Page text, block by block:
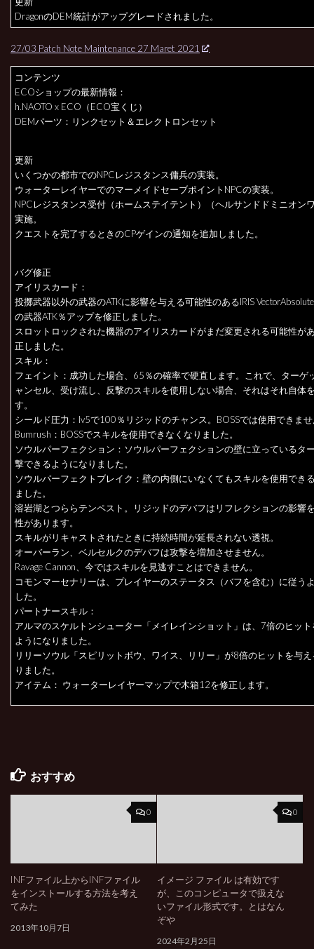
DragonのDEM統計がアップグレードされました。
27/03 Patch Note Maintenance 27 Maret 2021
コンテンツ
ECOショップの最新情報：
h.NAOTO x ECO（ECO宝くじ）
DEMパーツ：リンクセット＆エレクトロンセット
更新
いくつかの都市でのNPCレジスタンス傭兵の実装。
ウォーターレイヤーでのマーメイドセーブポイントNPCの実装。
NPCレジスタンス受付（ホームステイテント）（ヘルサンドドミニオン
実施。
クエストを完了するときのCPゲインの通知を追加しました。
バグ修正
アイリスカード：
投擲武器以外の武器のATKに影響を与える可能性のあるIRIS
の武器ATK％アップを修正しました。
スロットロックされた機器のアイリスカードがまだ変更される可能性が
正しました。
スキル：
フェイント：成功した場合、65％の確率で硬直します。これで、ターゲ
ャンセル、受け流し、反撃のスキルを使用しない場合、それはそれ自体
す。
シールド圧力：lv5で100％リジッドのチャンス。BOSSでは使用できま
Bumrush：BOSSでスキルを使用できなくなりました。
ソウルパーフェクション：ソウルパーフェクションの壁に立っているタ
撃できるようになりました。
ソウルパーフェクトブレイク：壁の内側にいなくてもスキルを使用でき
ました。
溶岩湖とつららテンペスト。リジッドのデバフはリフレクションの影響
性があります。
スキルがリキャストされたときに持続時間が延長されない透視。
オーバーラン、ベルセルクのデバフは攻撃を増加させません。
Ravage Cannon、今ではスキルを見逃すことはできません。
コモンマーセナリーは、プレイヤーのステータス（バフを含む）に従う
した。
パートナースキル：
アルマのスケルトンシューター「メイレインショット」は、7倍のヒッ
ようになりました。
リリーソウル「スピリットボウ、ワイス、リリー」が8倍のヒットを与
りました。
アイテム： ウォーターレイヤーマップで木箱12を修正します。
おすすめ
0
INFファイル上からINFファイル
をインストールする方法を考え
てみた
2013年10月7日
0
イメージ ファイル は有効です
が、このコンピュータで扱えな
いファイル形式です。とはなん
ぞや
2024年2月25日